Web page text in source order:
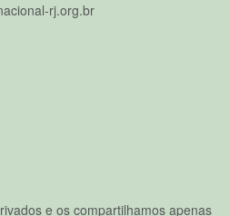
rj.org.br
e os compartilhamos apenas